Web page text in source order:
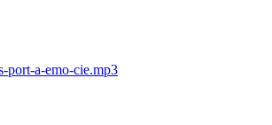
port-a-emo-cie.mp3